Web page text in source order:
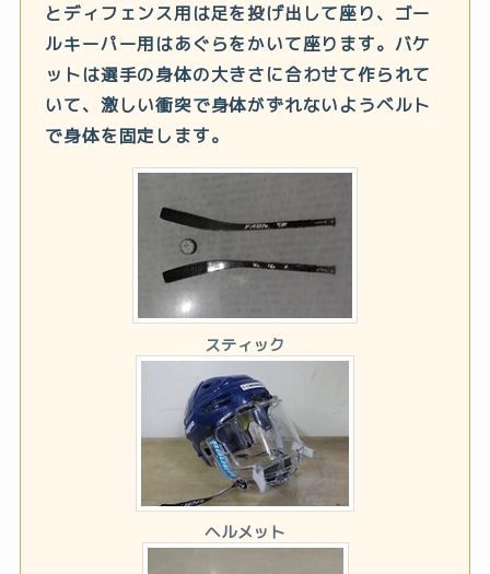
とディフェンス用は足を投げ出して座り、ゴー
ルキーパー用はあぐらをかいて座ります。バケ
ットは選手の身体の大きさに合わせて作られて
いて、激しい衝突で身体がずれないようベルト
で身体を固定します。
スティック
ヘルメット